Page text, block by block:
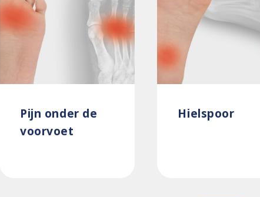
Pijn onder de
voorvoet
Hielspoor